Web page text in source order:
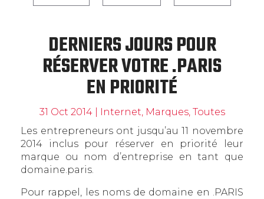
DERNIERS JOURS POUR
RÉSERVER VOTRE .PARIS
EN PRIORITÉ
31 Oct 2014| Internet, Marques, Toutes
Les entrepreneurs ont jusqu’au 11 novembre
2014 inclus pour réserver en priorité leur
marque ou nom d’entreprise en tant que
domaine.paris.
Pour rappel, les noms de domaine en .PARIS